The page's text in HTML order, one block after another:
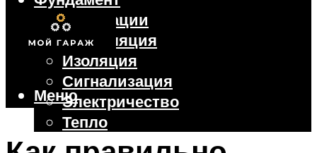
Коммуникации
Вентиляция
Изоляция
Сигнализация
Электричество
Тепло
Крыша
Меню